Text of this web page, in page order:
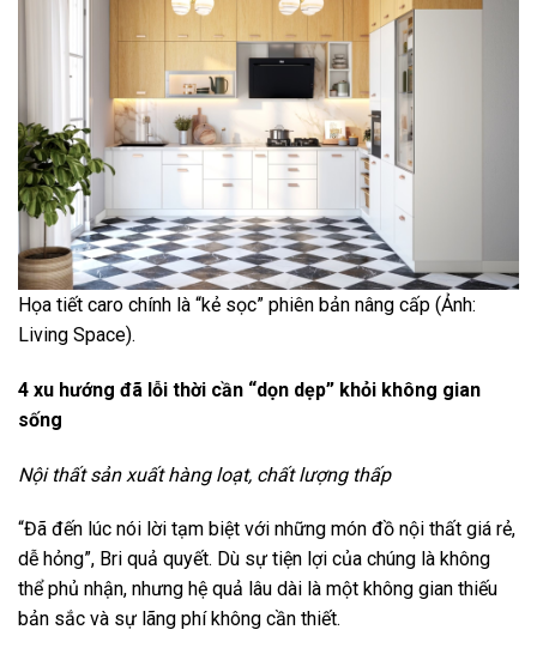
Họa tiết caro chính là “kẻ sọc” phiên bản nâng cấp (Ảnh:
Living Space).
4 xu hướng đã lỗi thời cần “dọn dẹp” khỏi không gian
sống
Nội thất sản xuất hàng loạt, chất lượng thấp
“Đã đến lúc nói lời tạm biệt với những món đồ nội thất giá rẻ,
dễ hỏng”, Bri quả quyết. Dù sự tiện lợi của chúng là không
thể phủ nhận, nhưng hệ quả lâu dài là một không gian thiếu
bản sắc và sự lãng phí không cần thiết.